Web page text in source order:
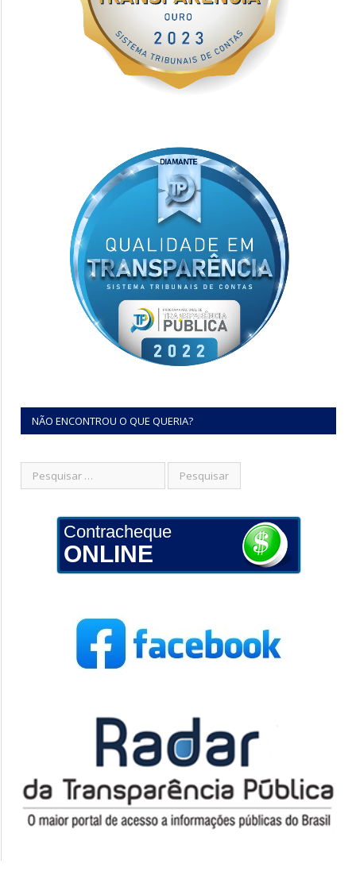
NÃO ENCONTROU O QUE QUERIA?
Contracheque
ONLINE